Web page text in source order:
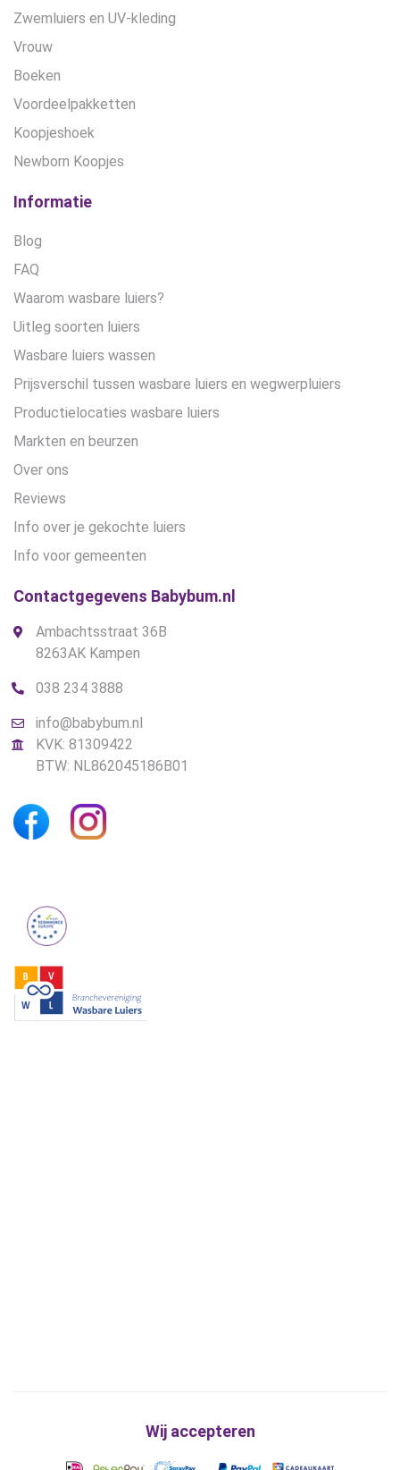
Zwemluiers en UV-kleding
Vrouw
Boeken
Voordeelpakketten
Koopjeshoek
Newborn Koopjes
Informatie
Blog
FAQ
Waarom wasbare luiers?
Uitleg soorten luiers
Wasbare luiers wassen
Prijsverschil tussen wasbare luiers en wegwerpluiers
Productielocaties wasbare luiers
Markten en beurzen
Over ons
Reviews
Info over je gekochte luiers
Info voor gemeenten
Contactgegevens Babybum.nl
Ambachtsstraat 36B
8263AK Kampen
038 234 3888
info@babybum.nl
KVK: 81309422
BTW: NL862045186B01
Wij accepteren